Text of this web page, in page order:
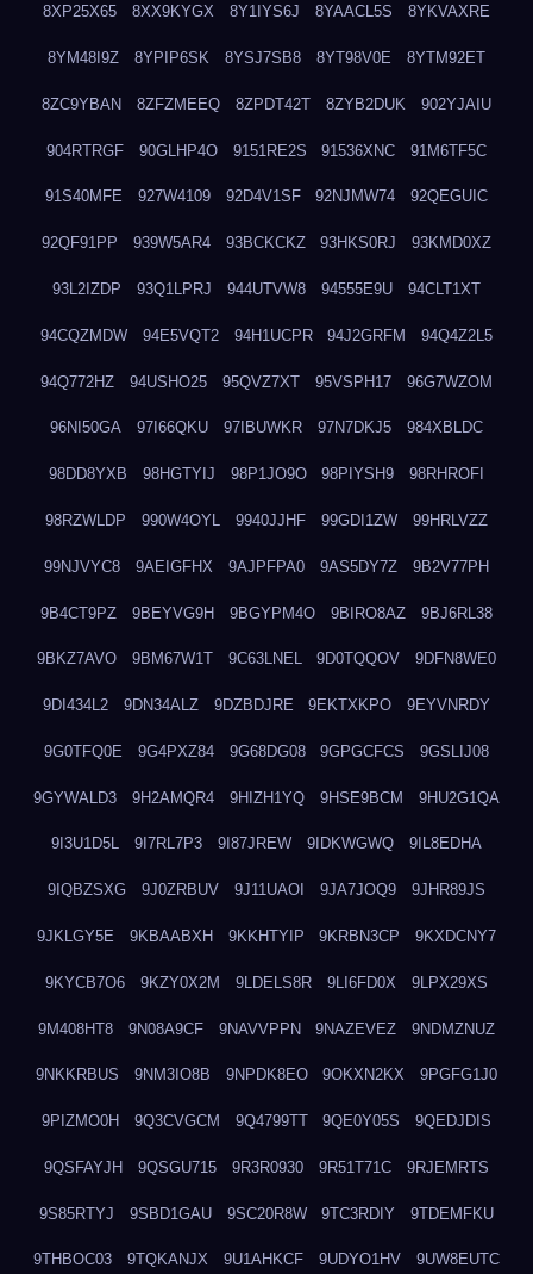
8XP25X65 8XX9KYGX 8Y1IYS6J 8YAACL5S 8YKVAXRE
8YM48I9Z 8YPIP6SK 8YSJ7SB8 8YT98V0E 8YTM92ET
8ZC9YBAN 8ZFZMEEQ 8ZPDT42T 8ZYB2DUK 902YJAIU
904RTRGF 90GLHP4O 9151RE2S 91536XNC 91M6TF5C
91S40MFE 927W4109 92D4V1SF 92NJMW74 92QEGUIC
92QF91PP 939W5AR4 93BCKCKZ 93HKS0RJ 93KMD0XZ
93L2IZDP 93Q1LPRJ 944UTVW8 94555E9U 94CLT1XT
94CQZMDW 94E5VQT2 94H1UCPR 94J2GRFM 94Q4Z2L5
94Q772HZ 94USHO25 95QVZ7XT 95VSPH17 96G7WZOM
96NI50GA 97I66QKU 97IBUWKR 97N7DKJ5 984XBLDC
98DD8YXB 98HGTYIJ 98P1JO9O 98PIYSH9 98RHROFI
98RZWLDP 990W4OYL 9940JJHF 99GDI1ZW 99HRLVZZ
99NJVYC8 9AEIGFHX 9AJPFPA0 9AS5DY7Z 9B2V77PH
9B4CT9PZ 9BEYVG9H 9BGYPM4O 9BIRO8AZ 9BJ6RL38
9BKZ7AVO 9BM67W1T 9C63LNEL 9D0TQQOV 9DFN8WE0
9DI434L2 9DN34ALZ 9DZBDJRE 9EKTXKPO 9EYVNRDY
9G0TFQ0E 9G4PXZ84 9G68DG08 9GPGCFCS 9GSLIJ08
9GYWALD3 9H2AMQR4 9HIZH1YQ 9HSE9BCM 9HU2G1QA
9I3U1D5L 9I7RL7P3 9I87JREW 9IDKWGWQ 9IL8EDHA
9IQBZSXG 9J0ZRBUV 9J11UAOI 9JA7JOQ9 9JHR89JS
9JKLGY5E 9KBAABXH 9KKHTYIP 9KRBN3CP 9KXDCNY7
9KYCB7O6 9KZY0X2M 9LDELS8R 9LI6FD0X 9LPX29XS
9M408HT8 9N08A9CF 9NAVVPPN 9NAZEVEZ 9NDMZNUZ
9NKKRBUS 9NM3IO8B 9NPDK8EO 9OKXN2KX 9PGFG1J0
9PIZMO0H 9Q3CVGCM 9Q4799TT 9QE0Y05S 9QEDJDIS
9QSFAYJH 9QSGU715 9R3R0930 9R51T71C 9RJEMRTS
9S85RTYJ 9SBD1GAU 9SC20R8W 9TC3RDIY 9TDEMFKU
9THBOC03 9TQKANJX 9U1AHKCF 9UDYO1HV 9UW8EUTC